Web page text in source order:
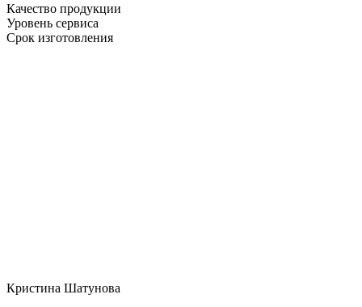
Качество продукции
Уровень сервиса
Срок изготовления
Кристина Шатунова